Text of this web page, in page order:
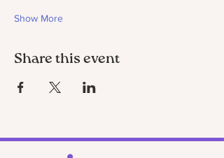
Show More
Share this event